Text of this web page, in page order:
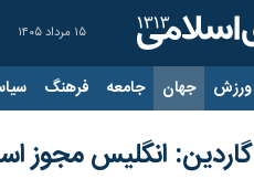
۱۵ مرداد ۱۴۰۵
ورزش جهان جامعه فرهنگ
گاردین: انگلیس مجوز